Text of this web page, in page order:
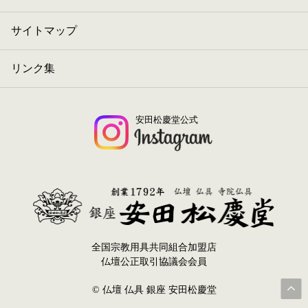
サイトマップ
リンク集
安田松慶堂公式
全国宗教用具共同組合加盟店
仏壇公正取引協議会会員
© 仏壇 仏具 銀座 安田松慶堂